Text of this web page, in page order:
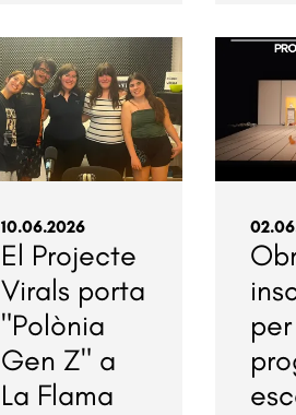
10.06.2026
El Projecte
Virals porta
"Polònia
Gen Z" a
La Flama